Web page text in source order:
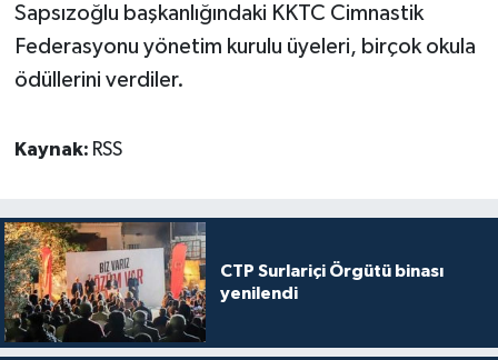
Sapsızoğlu başkanlığındaki KKTC Cimnastik
Federasyonu yönetim kurulu üyeleri, birçok okula
ödüllerini verdiler.
Kaynak: RSS
CTP Surlariçi Örgütü binası
yenilendi